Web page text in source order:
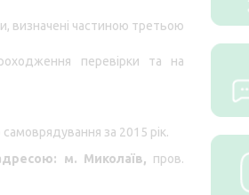
визначені частиною третьою
перевірки та на
за 2015 рік.
м. Миколаїв, пров.